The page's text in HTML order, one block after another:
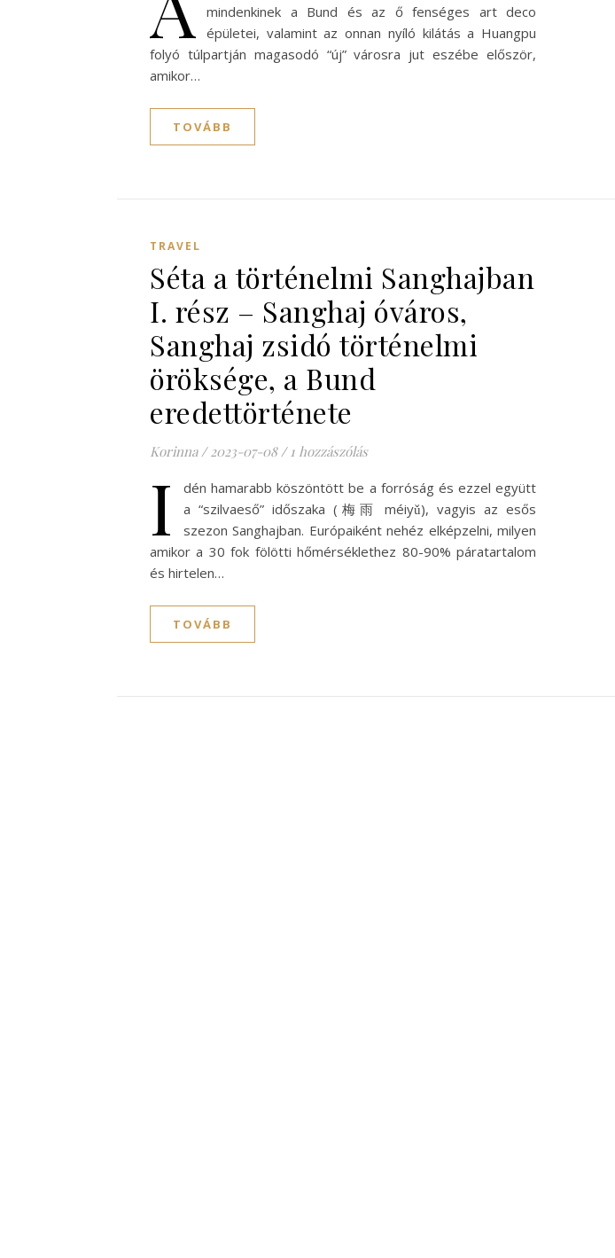
mindenkinek a Bund és az ő fenséges art deco
épületei, valamint az onnan nyíló kilátás a Huangpu
folyó túlpartján magasodó “új” városra jut eszébe először,
amikor…
TOVÁBB
TRAVEL
Séta a történelmi Sanghajban
I. rész – Sanghaj óváros,
Sanghaj zsidó történelmi
öröksége, a Bund
eredettörténete
Korinna / 2023-07-08 / 1 hozzászólás
I
dén hamarabb köszöntött be a forróság és ezzel együtt
a “szilvaeső” időszaka (梅雨 méiyǔ), vagyis az esős
szezon Sanghajban. Európaiként nehéz elképzelni, milyen
amikor a 30 fok fölötti hőmérséklethez 80-90% páratartalom
és hirtelen…
TOVÁBB